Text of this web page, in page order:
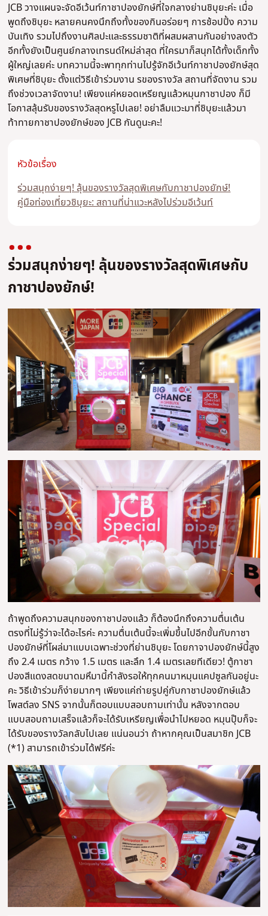
JCB วางแผนจะจัดอีเว้นท์กาชาปองยักษ์ที่ใจกลางย่านชิบุยะค่ะ เมื่อ
พูดถึงชิบุยะ หลายคนคงนึกถึงทั้งของกินอร่อยๆ การช้อปปิ้ง ความ
บันเทิง รวมไปถึงงานศิลปะและธรรมชาติที่ผสมผสานกันอย่างลงตัว
อีกทั้งยังเป็นศูนย์กลางเทรนด์ใหม่ล่าสุด ที่ใครมาก็สนุกได้ทั้งเด็กทั้ง
ผู้ใหญ่เลยค่ะ บทความนี้จะพาทุกท่านไปรู้จักอีเว้นท์กาชาปองยักษ์สุด
พิเศษที่ชิบุยะ ตั้งแต่วิธีเข้าร่วมงาน รของรางวัล สถานที่จัดงาน รวม
ถึงช่วงเวลาจัดงาน! เพียงแค่หยอดเหรียญแล้วหมุนกาชาปอง ก็มี
โอกาสลุ้นรับของรางวัลสุดหรูไปเลย! อย่าลืมแวะมาที่ชิบุยะแล้วมา
ท้าทายกาชาปองยักษ์ของ JCB กันดูนะคะ!
หัวข้อเรื่อง
ร่วมสนุกง่ายๆ! ลุ้นของรางวัลสุดพิเศษกับกาชาปองยักษ์!
คู่มือท่องเที่ยวชิบุยะ: สถานที่น่าแวะหลังไปร่วมอีเว้นท์
ร่วมสนุกง่ายๆ! ลุ้นของรางวัลสุดพิเศษกับ
กาชาปองยักษ์!
ถ้าพูดถึงความสนุกของกาชาปองแล้ว ก็ต้องนึกถึงความตื่นเต้น
ตรงที่ไม่รู้ว่าจะได้อะไรค่ะ ความตื่นเต้นนี้จะเพิ่มขึ้นไปอีกขั้นกับกาชา
ปองยักษ์ที่โผล่มาแบบเฉพาะช่วงที่ย่านชิบุยะ โดยกาจาปองยักษ์นี้สูง
ถึง 2.4 เมตร กว้าง 1.5 เมตร และลึก 1.4 เมตรเลยทีเดียว! ตู้กาชา
ปองสีแดงสดขนาดมหึมานี้กำลังรอให้ทุกคนมาหมุนแคปซูลกันอยู่นะ
คะ วิธีเข้าร่วมก็ง่ายมากๆ เพียงแค่ถ่ายรูปคู่กับกาชาปองยักษ์แล้ว
โพสต์ลง SNS จากนั้นก็ตอบแบบสอบถามเท่านั้น หลังจากตอบ
แบบสอบถามเสร็จแล้วก็จะได้รับเหรียญเพื่อนำไปหยอด หมุนปุ๊บก็จะ
ได้รับของรางวัลกลับไปเลย แน่นอนว่า ถ้าหากคุณเป็นสมาชิก JCB
(*1) สามารถเข้าร่วมได้ฟรีค่ะ